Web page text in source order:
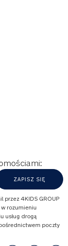
przez 4KIDS GROUP
rozumieniu
usług drogą
poczty